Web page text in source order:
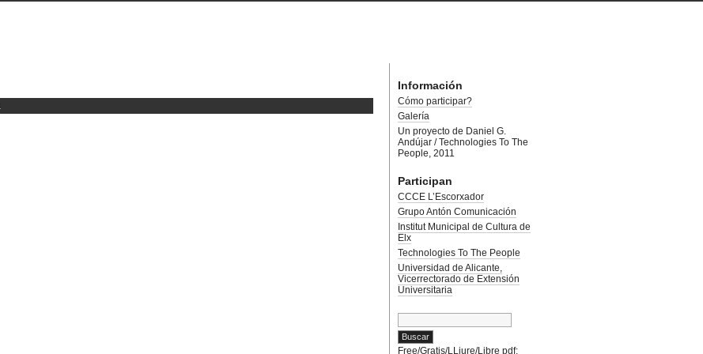
Información
Cómo participar?
Galería
Un proyecto de Daniel G.
Andújar / Technologies To The
People, 2011
Participan
CCCE L’Escorxador
Grupo Antón Comunicación
Institut Municipal de Cultura de
Elx
Technologies To The People
Universidad de Alicante,
Vicerrectorado de Extensión
Universitaria
Buscar:
Free/Gratis/LLiure/Libre pdf: